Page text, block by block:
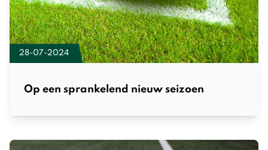
28-07-2024
Op een sprankelend nieuw seizoen